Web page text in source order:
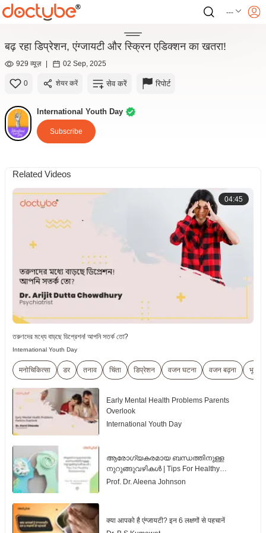
---
बढ़ रहा डिप्रेशन, एंग्जायटी और स्क्रिन एडिक्शन का खतरा!
929 व्यूज़ | 02 Sep, 2025
0 शेयर करें सेव करें रिपोर्ट
International Youth Day
Subscribe
Related Videos
04:45
তরুণদের মধ্যে বাড়ছে ডিপ্রেশন! আপনি সতর্ক তো?
International Youth Day
मनोचिकित्सा डर तनाव चिंता डिप्रेशन वजन घटना वजन बढ़ना भूख में
Early Mental Health Problems Parents
Overlook
International Youth Day
ആരോഗ്യകരമായ ബന്ധത്തിനുള്ള
നുറുങ്ങുവഴികൾ | Tips For Healthy
Relationship | Malayalam
Prof. Dr. Aleena Johnson
क्या आपको है एंग्जायटी? इन 6 लक्षणों से पहचानें